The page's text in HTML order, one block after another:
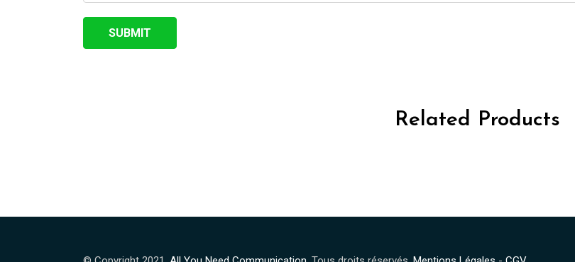
Related Products